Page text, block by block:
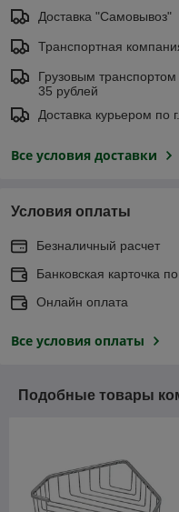
Доставка "Самовывоз"
Транспортная
Грузовым транспортом
35 рублей
Доставка курьером по
Все условия доставки
Условия оплаты
Безналичный расчет
Банковская карточка
Онлайн оплата
Все условия оплаты
Подобные товары